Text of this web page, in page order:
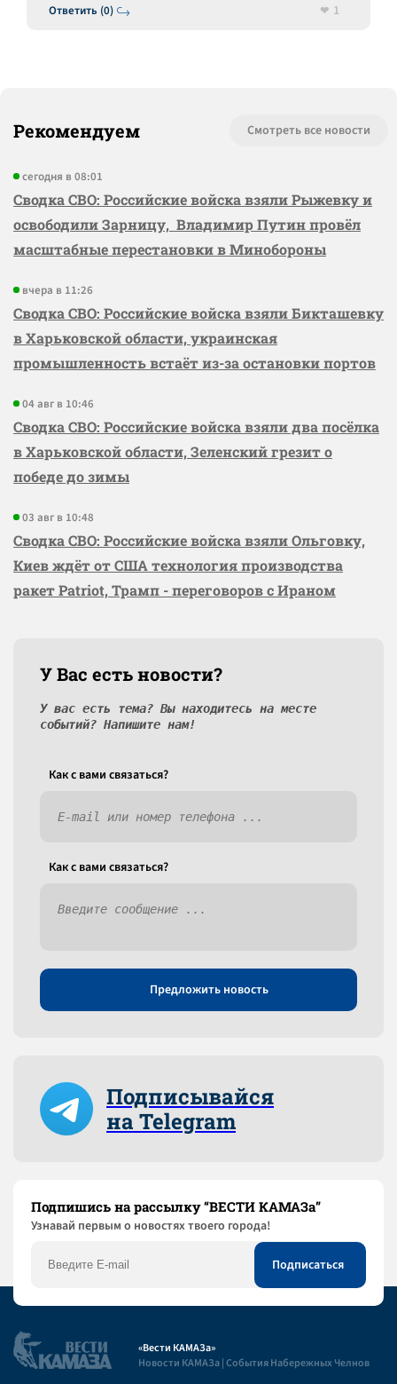
Ответить (0)
1
Рекомендуем Смотреть все новости
сегодня в 08:01
Сводка СВО: Российские войска взяли Рыжевку и
освободили Зарницу, Владимир Путин провёл
масштабные перестановки в Минобороны
вчера в 11:26
Сводка СВО: Российские войска взяли Бикташевку
в Харьковской области, украинская
промышленность встаёт из-за остановки портов
04 авг в 10:46
Сводка СВО: Российские войска взяли два посёлка
в Харьковской области, Зеленский грезит о
победе до зимы
03 авг в 10:48
Сводка СВО: Российские войска взяли Ольговку,
Киев ждёт от США технология производства
ракет Patriot, Трамп - переговоров с Ираном
У Вас есть новости?
У вас есть тема? Вы находитесь на месте
событий? Напишите нам!
Как c вами связаться?
Как c вами связаться?
Предложить новость
Подписывайся
на Telegram
Подпишись на рассылку “ВЕСТИ КАМАЗа”
Узнaвай первым о новостях твоего города!
«Вести КАМАЗа»
Новости КАМАЗа | События Набережных Челнов